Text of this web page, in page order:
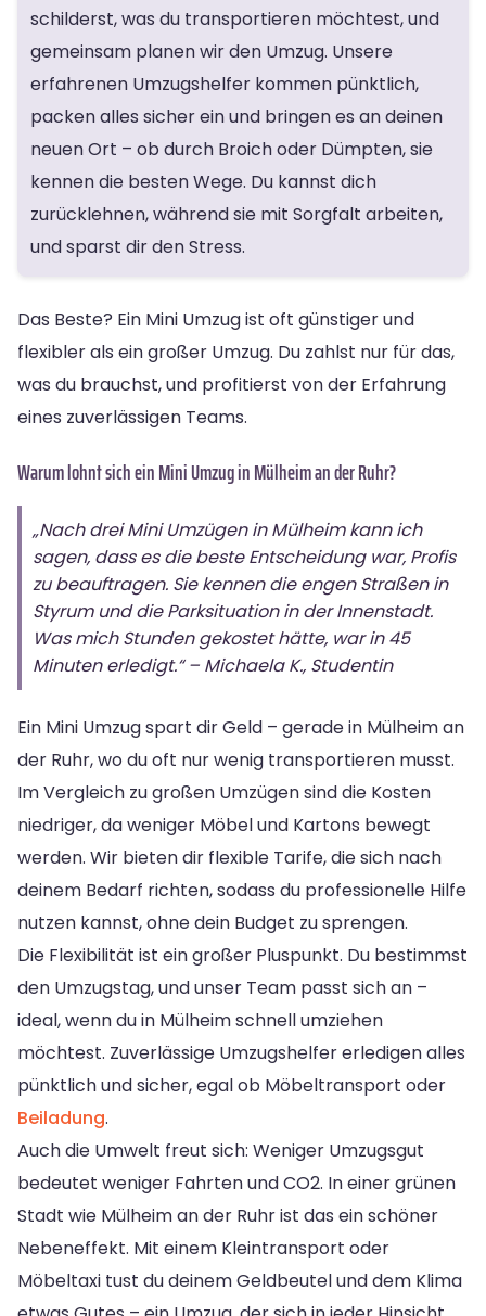
schilderst, was du transportieren möchtest, und
gemeinsam planen wir den Umzug. Unsere
erfahrenen Umzugshelfer kommen pünktlich,
packen alles sicher ein und bringen es an deinen
neuen Ort – ob durch Broich oder Dümpten, sie
kennen die besten Wege. Du kannst dich
zurücklehnen, während sie mit Sorgfalt arbeiten,
und sparst dir den Stress.
Das Beste? Ein Mini Umzug ist oft günstiger und
flexibler als ein großer Umzug. Du zahlst nur für das,
was du brauchst, und profitierst von der Erfahrung
eines zuverlässigen Teams.
Warum lohnt sich ein Mini Umzug in Mülheim an der Ruhr?
„Nach drei Mini Umzügen in Mülheim kann ich
sagen, dass es die beste Entscheidung war, Profis
zu beauftragen. Sie kennen die engen Straßen in
Styrum und die Parksituation in der Innenstadt.
Was mich Stunden gekostet hätte, war in 45
Minuten erledigt.“ – Michaela K., Studentin
Ein Mini Umzug spart dir Geld – gerade in Mülheim an
der Ruhr, wo du oft nur wenig transportieren musst.
Im Vergleich zu großen Umzügen sind die Kosten
niedriger, da weniger Möbel und Kartons bewegt
werden. Wir bieten dir flexible Tarife, die sich nach
deinem Bedarf richten, sodass du professionelle Hilfe
nutzen kannst, ohne dein Budget zu sprengen.
Die Flexibilität ist ein großer Pluspunkt. Du bestimmst
den Umzugstag, und unser Team passt sich an –
ideal, wenn du in Mülheim schnell umziehen
möchtest. Zuverlässige Umzugshelfer erledigen alles
pünktlich und sicher, egal ob Möbeltransport oder
Beiladung.
Auch die Umwelt freut sich: Weniger Umzugsgut
bedeutet weniger Fahrten und CO2. In einer grünen
Stadt wie Mülheim an der Ruhr ist das ein schöner
Nebeneffekt. Mit einem Kleintransport oder
Möbeltaxi tust du deinem Geldbeutel und dem Klima